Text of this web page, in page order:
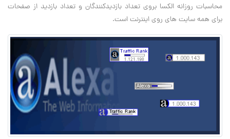
محاسبات روزانه الکسا بروی تعداد بازدیدکنندگان و تعداد بازدید از صفحات
برای همه سایت های روی اینترنت است.